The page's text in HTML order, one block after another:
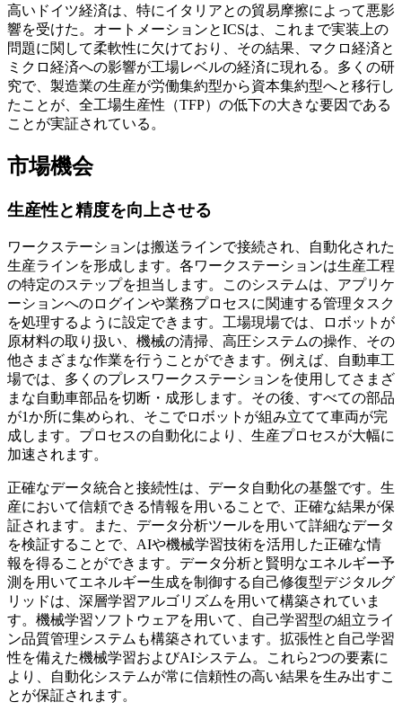
高いドイツ経済は、特にイタリアとの貿易摩擦によって悪影
響を受けた。オートメーションとICSは、これまで実装上の
問題に関して柔軟性に欠けており、その結果、マクロ経済と
ミクロ経済への影響が工場レベルの経済に現れる。多くの研
究で、製造業の生産が労働集約型から資本集約型へと移行し
たことが、全工場生産性（TFP）の低下の大きな要因である
ことが実証されている。
市場機会
生産性と精度を向上させる
ワークステーションは搬送ラインで接続され、自動化された
生産ラインを形成します。各ワークステーションは生産工程
の特定のステップを担当します。このシステムは、アプリケ
ーションへのログインや業務プロセスに関連する管理タスク
を処理するように設定できます。工場現場では、ロボットが
原材料の取り扱い、機械の清掃、高圧システムの操作、その
他さまざまな作業を行うことができます。例えば、自動車工
場では、多くのプレスワークステーションを使用してさまざ
まな自動車部品を切断・成形します。その後、すべての部品
が1か所に集められ、そこでロボットが組み立てて車両が完
成します。プロセスの自動化により、生産プロセスが大幅に
加速されます。
正確なデータ統合と接続性は、データ自動化の基盤です。生
産において信頼できる情報を用いることで、正確な結果が保
証されます。また、データ分析ツールを用いて詳細なデータ
を検証することで、AIや機械学習技術を活用した正確な情
報を得ることができます。データ分析と賢明なエネルギー予
測を用いてエネルギー生成を制御する自己修復型デジタルグ
リッドは、深層学習アルゴリズムを用いて構築されていま
す。機械学習ソフトウェアを用いて、自己学習型の組立ライ
ン品質管理システムも構築されています。拡張性と自己学習
性を備えた機械学習およびAIシステム。これら2つの要素に
より、自動化システムが常に信頼性の高い結果を生み出すこ
とが保証されます。